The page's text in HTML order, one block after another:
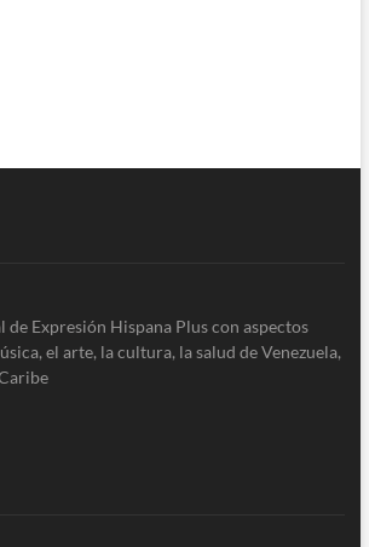
Expresión Hispana Plus con aspectos
el arte, la cultura, la salud de Venezuela,